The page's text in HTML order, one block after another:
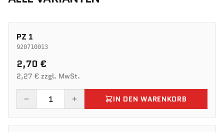
PZ 1
920710013
2,70 €
2,27 € zzgl. MwSt.
IN DEN WARENKORB